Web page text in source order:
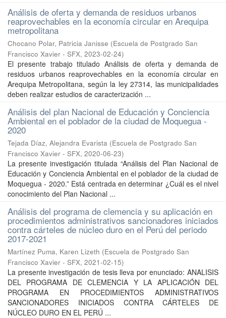
Análisis de oferta y demanda de residuos urbanos
reaprovechables en la economía circular en Arequipa
metropolitana
Chocano Polar, Patricia Janisse (Escuela de Postgrado San
Francisco Xavier - SFX, 2023-02-24)
El presente trabajo titulado Análisis de oferta y demanda de
residuos urbanos reaprovechables en la economía circular en
Arequipa Metropolitana, según la ley 27314, las municipalidades
deben realizar estudios de caracterización ...
Análisis del plan Nacional de Educación y Conciencia
Ambiental en el poblador de la ciudad de Moquegua -
2020
Tejada Díaz, Alejandra Evarista (Escuela de Postgrado San
Francisco Xavier - SFX, 2020-06-23)
La presente investigación titulada “Análisis del Plan Nacional de
Educación y Conciencia Ambiental en el poblador de la ciudad de
Moquegua - 2020.” Está centrada en determinar ¿Cuál es el nivel
conocimiento del Plan Nacional ...
Análisis del programa de clemencia y su aplicación en
procedimientos administrativos sancionadores iniciados
contra cárteles de núcleo duro en el Perú del periodo
2017-2021
Martínez Puma, Karen Lizeth (Escuela de Postgrado San
Francisco Xavier - SFX, 2021-02-15)
La presente investigación de tesis lleva por enunciado: ANALISIS
DEL PROGRAMA DE CLEMENCIA Y LA APLICACIÓN DEL
PROGRAMA EN PROCEDIMIENTOS ADMINISTRATIVOS
SANCIONADORES INICIADOS CONTRA CÁRTELES DE
NÚCLEO DURO EN EL PERÚ ...